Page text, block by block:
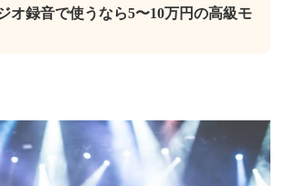
オ録音で使うなら5〜10万円の高級モ